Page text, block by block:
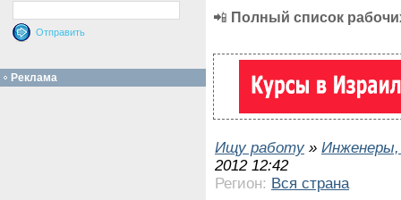
📲 Полный список
Ищу работу » Инженеры,
2012 12:42
Регион: Вся страна
Реклама